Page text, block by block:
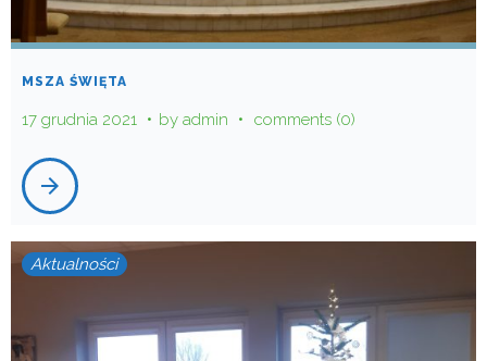
MSZA ŚWIĘTA
17 grudnia 2021 by admin comments (0)
arrow_forward
Aktualności